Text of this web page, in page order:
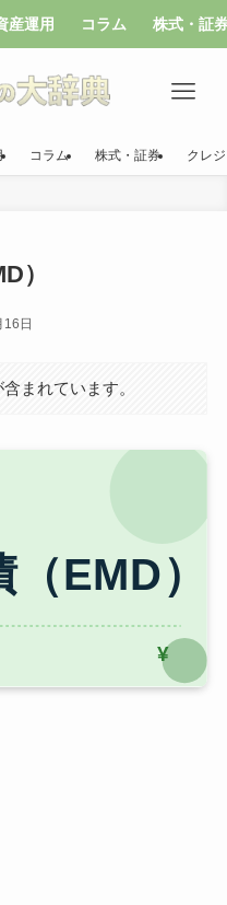
産運用 コラム 株式・証
コラム 株式・証券 クレ
）
日
まれています。